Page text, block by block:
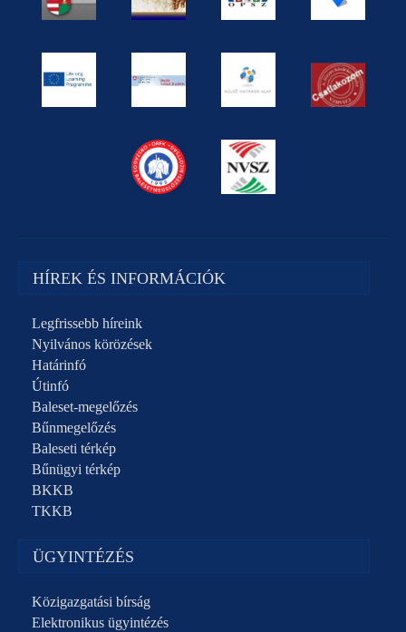
HÍREK ÉS INFORMÁCIÓK
Legfrissebb híreink
Nyilvános körözések
Határinfó
Útinfó
Baleset-megelőzés
Bűnmegelőzés
Baleseti térkép
Bűnügyi térkép
BKKB
TKKB
ÜGYINTÉZÉS
Közigazgatási bírság
Elektronikus ügyintézés